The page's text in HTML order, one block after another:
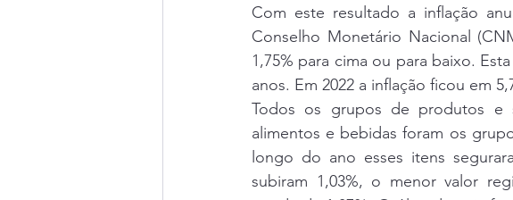
Com este resultado a inflação
Conselho Monetário Nacional
1,75% para cima ou para baixo.
anos. Em 2022 a inflação ficou em
Todos os grupos de produtos e
alimentos e bebidas foram os
longo do ano esses itens
subiram 1,03%, o menor valor